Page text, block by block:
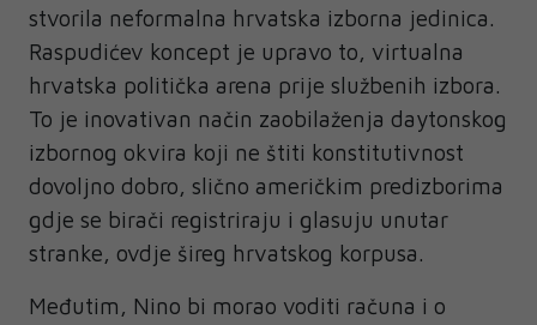
stvorila neformalna hrvatska izborna jedinica.
Raspudićev koncept je upravo to, virtualna
hrvatska politička arena prije službenih izbora.
To je inovativan način zaobilaženja daytonskog
izbornog okvira koji ne štiti konstitutivnost
dovoljno dobro, slično američkim predizborima
gdje se birači registriraju i glasuju unutar
stranke, ovdje šireg hrvatskog korpusa.
Međutim, Nino bi morao voditi računa i o